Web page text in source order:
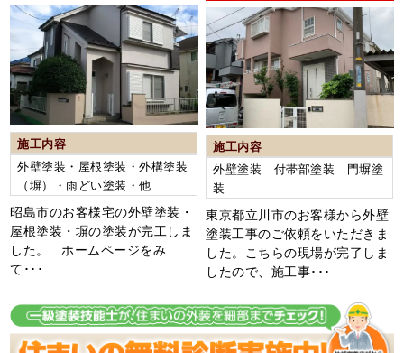
施工内容
外壁塗装・屋根塗装・外構塗装
（塀）・雨どい塗装・他
昭島市のお客様宅の外壁塗装・
屋根塗装・塀の塗装が完工しま
した。 ホームページをみ
て･･･
施工内容
外壁塗装 付帯部塗装 門塀塗
装
東京都立川市のお客様から外壁
塗装工事のご依頼をいただきま
した。こちらの現場が完了しま
したので、施工事･･･